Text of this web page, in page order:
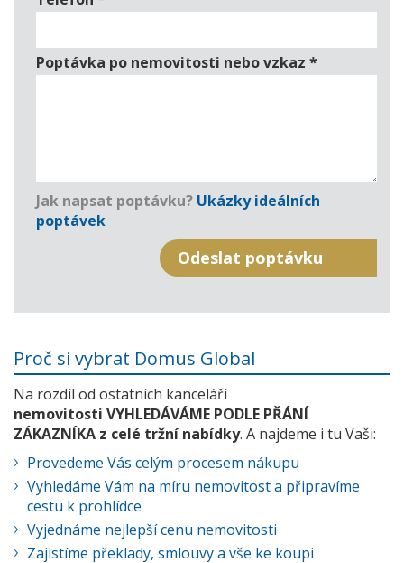
Poptávka po nemovitosti nebo vzkaz *
Jak napsat poptávku? Ukázky ideálních
poptávek
Proč si vybrat Domus Global
Na rozdíl od ostatních kanceláří
nemovitosti VYHLEDÁVÁME PODLE PŘÁNÍ
ZÁKAZNÍKA z celé tržní nabídky. A najdeme i tu Vaši:
Provedeme Vás celým procesem nákupu
Vyhledáme Vám na míru nemovitost a připravíme
cestu k prohlídce
Vyjednáme nejlepší cenu nemovitosti
Zajistíme překlady, smlouvy a vše ke koupi